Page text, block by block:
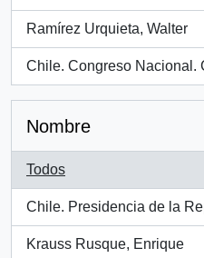
Ramírez Urquieta, Walter
, 1 resultados
Chile. Congreso Nacional.
, 1 resultados
Nombre
Todos
Chile. Presidencia de la
, 10 resultados
Krauss Rusque, Enrique
, 7 resultados